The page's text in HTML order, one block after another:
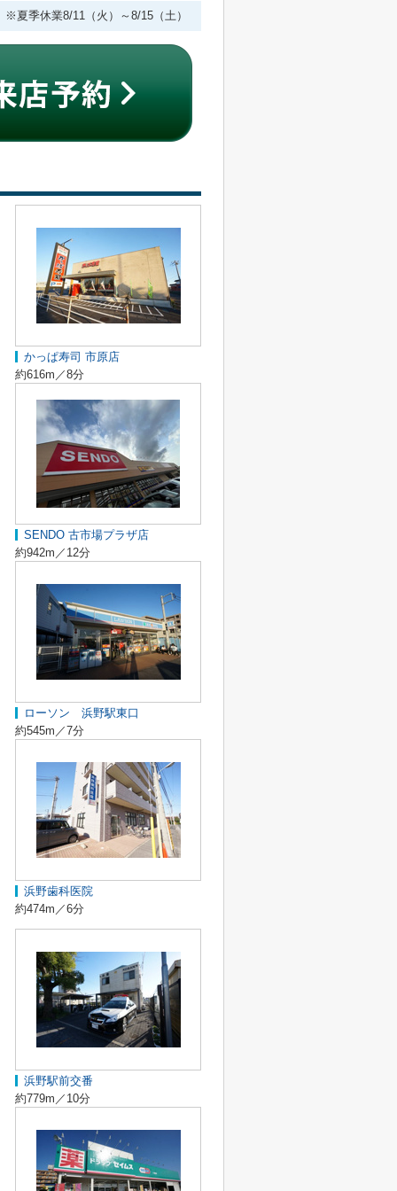
季休業8/11（火）～8/15（土）
かっぱ寿司 市原店
約616m／8分
SENDO 古市場プラザ店
約942m／12分
ローソン 浜野駅東口
約545m／7分
浜野歯科医院
約474m／6分
浜野駅前交番
約779m／10分